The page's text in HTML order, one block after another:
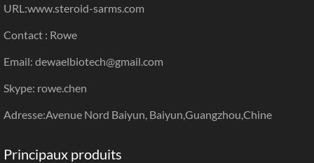
URL:www.steroid-sarms.com
Contact : Rowe
Email: dewaelbiotech@gmail.com
Skype: rowe.chen
Adresse:Avenue Nord Baiyun, Baiyun,Guangzhou,Chine
Principaux produits